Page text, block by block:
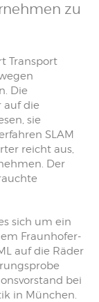
zu
Transport
Die
auf die
sie
SLAM
reicht aus,
Der
sich um ein
Fraunhofer-
auf die Räder
bei
in München.